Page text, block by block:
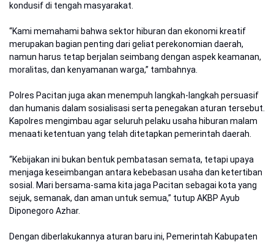
kondusif di tengah masyarakat.
“Kami memahami bahwa sektor hiburan dan ekonomi kreatif
merupakan bagian penting dari geliat perekonomian daerah,
namun harus tetap berjalan seimbang dengan aspek keamanan,
moralitas, dan kenyamanan warga,” tambahnya.
Polres Pacitan juga akan menempuh langkah-langkah persuasif
dan humanis dalam sosialisasi serta penegakan aturan tersebut.
Kapolres mengimbau agar seluruh pelaku usaha hiburan malam
menaati ketentuan yang telah ditetapkan pemerintah daerah.
“Kebijakan ini bukan bentuk pembatasan semata, tetapi upaya
menjaga keseimbangan antara kebebasan usaha dan ketertiban
sosial. Mari bersama-sama kita jaga Pacitan sebagai kota yang
sejuk, semanak, dan aman untuk semua,” tutup AKBP Ayub
Diponegoro Azhar.
Dengan diberlakukannya aturan baru ini, Pemerintah Kabupaten